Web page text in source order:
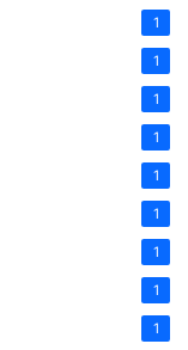
1
1
1
1
1
1
1
1
1